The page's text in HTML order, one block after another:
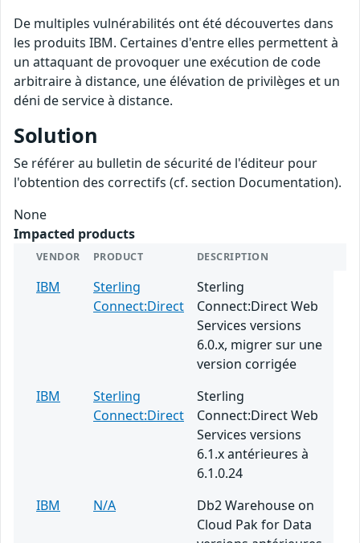
De multiples vulnérabilités ont été découvertes dans
les produits IBM. Certaines d'entre elles permettent à
un attaquant de provoquer une exécution de code
arbitraire à distance, une élévation de privilèges et un
déni de service à distance.
Solution
Se référer au bulletin de sécurité de l'éditeur pour
l'obtention des correctifs (cf. section Documentation).
None
Impacted products
VENDOR PRODUCT DESCRIPTION
IBM
Sterling
Connect:Direct
Sterling
Connect:Direct Web
Services versions
6.0.x, migrer sur une
version corrigée
IBM
Sterling
Connect:Direct
Sterling
Connect:Direct Web
Services versions
6.1.x antérieures à
6.1.0.24
IBM
N/A
Db2 Warehouse on
Cloud Pak for Data